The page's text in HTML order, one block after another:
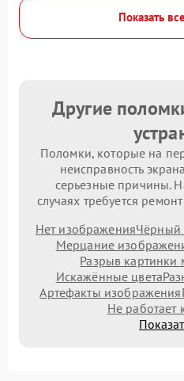
Показать
Другие
Поломки, которые на
неисправность
серьезные причины.
случаях требуется
Нет изображенияЧёрный
Мерцание
Разрыв картинки
Искажённые цвета
Артефакты изображения
Не работает